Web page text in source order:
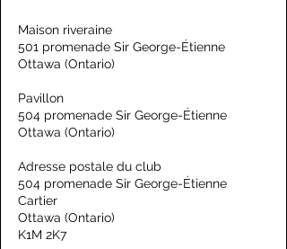
Maison riveraine
501 promenade Sir George-Étienne
Ottawa (Ontario)
Pavillon
504 promenade Sir George-Étienne
Ottawa (Ontario)
Adresse postale du club
504 promenade Sir George-Étienne
Cartier
Ottawa (Ontario)
K1M 2K7